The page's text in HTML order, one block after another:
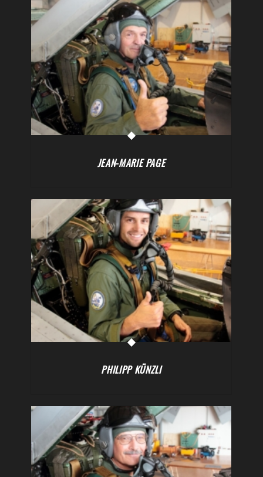
JEAN-MARIE PAGE
PHILIPP KÜNZLI